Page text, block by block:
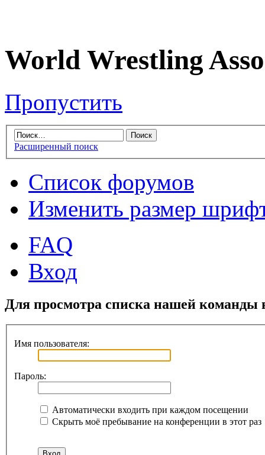
World Wrestling
Пропустить
Расширенный поиск
Список форумов
Изменить размер
FAQ
Вход
Для просмотра списка нашей
Имя пользователя:
Пароль:
Автоматически входить при каждом посещении
Скрыть моё пребывание на конференции в этот раз